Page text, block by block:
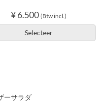
¥ 6.500 (Btw incl.)
Selecteer
ーサラダ